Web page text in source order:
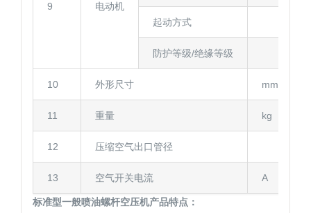
9 电动机
起动方式
防护等级/绝缘等级
10 外形尺寸 mm
11 重量 kg
12 压缩空气出口管径
13 空气开关电流 A
标准型一般喷油螺杆空压机产品特点：